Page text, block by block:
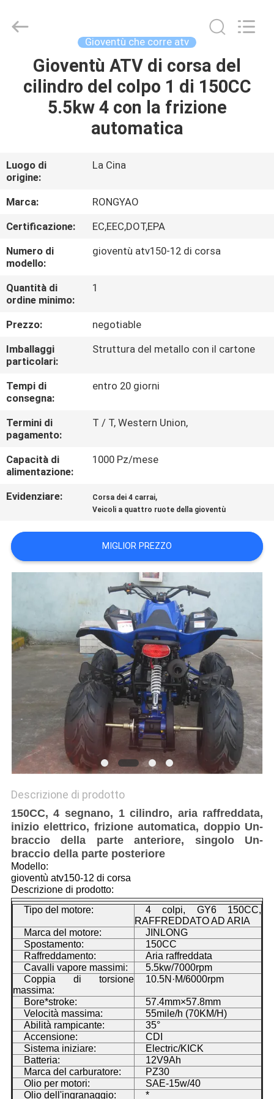
CASA
PRODOTTI
NOI
GIRO
DELLA
FABBRICA
CONTROLLO
DI
QUALITÀ
CONTATTICI
RICHIEDA
UNA
CITAZIONE
DEL
SITO
POLITICA
Rongyao
Vehicle
Gioventù che corre atv
Gioventù ATV di corsa del
cilindro del colpo 1 di 150CC
5.5kw 4 con la frizione
automatica
Luogo di
origine:
La Cina
Marca:
RONGYAO
Certificazione:
EC,EEC,DOT,EPA
Numero di
modello:
gioventù atv150-12 di corsa
Quantità di
ordine minimo:
1
Prezzo:
negotiable
Imballaggi
particolari:
Struttura del metallo con il cartone
Tempi di
consegna:
entro 20 giorni
Termini di
pagamento:
T / T, Western Union,
Capacità di
alimentazione:
1000 Pz/mese
Evidenziare: Corsa dei 4 carrai,
Veicoli a quattro ruote della gioventù
MIGLIOR PREZZO
Descrizione di prodotto
150CC, 4 segnano, 1 cilindro, aria raffreddata,
inizio elettrico, frizione automatica, doppio Un-
braccio della parte anteriore, singolo Un-
braccio della parte posteriore
Modello:
gioventù atv150-12 di corsa
Descrizione di prodotto:
Tipo del motore:
4 colpi, GY6 150CC,
RAFFREDDATO AD ARIA
Marca del motore:
JINLONG
Spostamento:
150CC
Raffreddamento:
Aria raffreddata
Cavalli vapore massimi:
5.5kw/7000rpm
Coppia di torsione
massima:
10.5N·M/6000rpm
Bore*stroke:
57.4mm×57.8mm
Velocità massima:
55mile/h (70KM/H)
Abilità rampicante:
35°
Accensione:
CDI
Sistema iniziare:
Electric/KICK
Batteria:
12V9Ah
Marca del carburatore:
PZ30
Olio per motori:
SAE-15w/40
Olio dell'ingranaggio:
*